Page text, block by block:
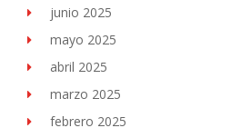
junio 2025
mayo 2025
abril 2025
marzo 2025
febrero 2025